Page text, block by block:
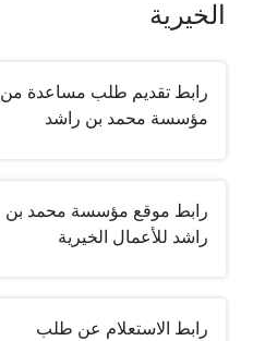
الخيرية
رابط تقديم طلب مساعدة من
مؤسسة محمد بن راشد
رابط موقع مؤسسة محمد بن
راشد للأعمال الخيرية
رابط الاستعلام عن طلب